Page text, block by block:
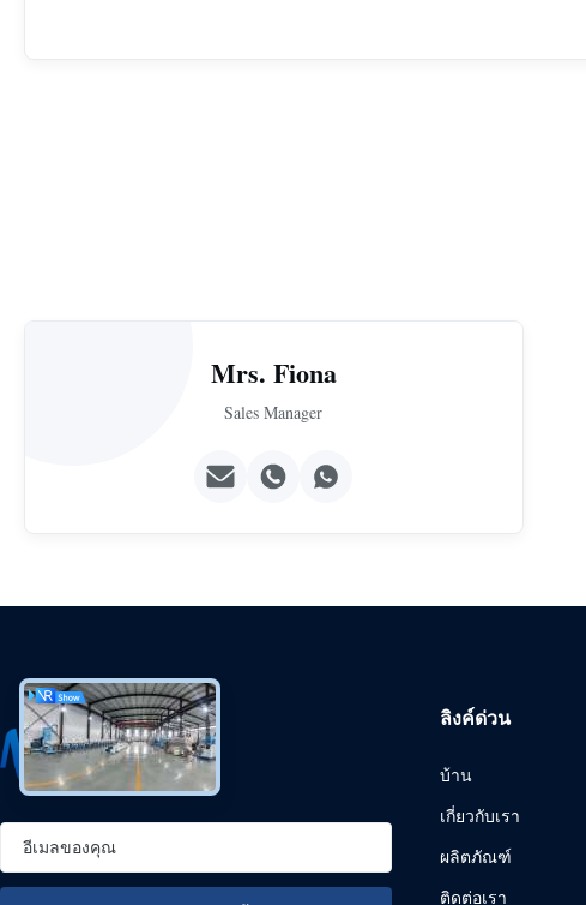
Mrs. Fiona
Sales Manager
ลิงค์ด่วน
บ้าน
เกี่ยวกับเรา
ผลิตภัณฑ์
ติดต่อเรา